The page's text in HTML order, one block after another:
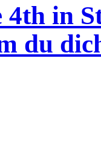
4th in
du